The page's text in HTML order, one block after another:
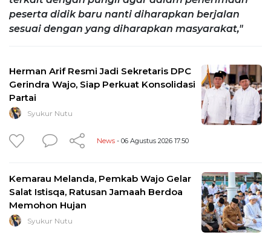
peserta didik baru nanti diharapkan berjalan
sesuai dengan yang diharapkan masyarakat,"
Herman Arif Resmi Jadi Sekretaris DPC
Gerindra Wajo, Siap Perkuat Konsolidasi
Partai
Syukur Nutu
News - 06 Agustus 2026 17:50
Kemarau Melanda, Pemkab Wajo Gelar
Salat Istisqa, Ratusan Jamaah Berdoa
Memohon Hujan
Syukur Nutu